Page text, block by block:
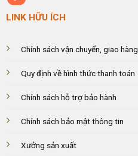
LINK HỮU ÍCH
Chính sách vận chuyển, giao hàng
Quy định về hình thức thanh toán
Chính sách hỗ trợ bảo hành
Chính sách bảo mật thông tin
Xưởng sản xuất